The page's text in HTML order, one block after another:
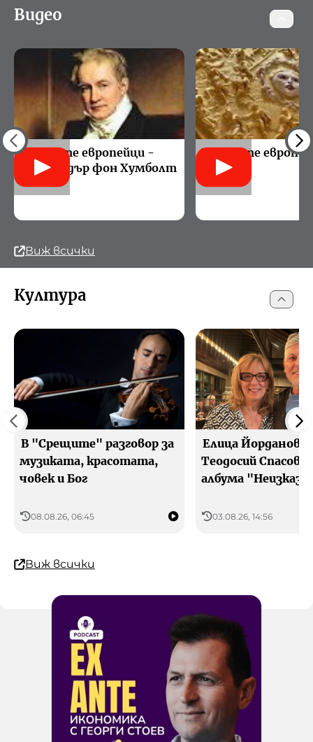
Видео
Великите европейци -
Александър фон Хумболт
Великите
Фидий
Виж всички
Култура
В "Срещите" разговор за
музиката, красотата,
човек и Бог
08.08.26, 06:45
Елица Йорданова
Теодосий Спасов
албума
03.08.26, 14:56
Виж всички